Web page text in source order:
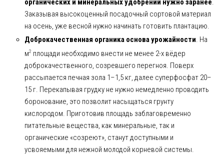
Заказывая высокоценный посадочный сортовой материал
на осень, уже весной нужно начинать готовить плантацию.
Доброкачественная органика основа урожайности. На
м2 площади необходимо внести не менее 2-х вёдер
доброкачественного, созревшего перегноя. Поверх
рассыпается печная зола 1–1,5 кг, далее суперфосфат 20–
15 г. Перекапывая грудку не нужно немедленно проводить
боронование, это позволит насыщаться грунту
кислородом. Приготовив площадь заблаговременно
питательные вещества, как минеральные, так и
органические «созреют», станут доступными и
усвояемыми для нежной молодой корневой системы.